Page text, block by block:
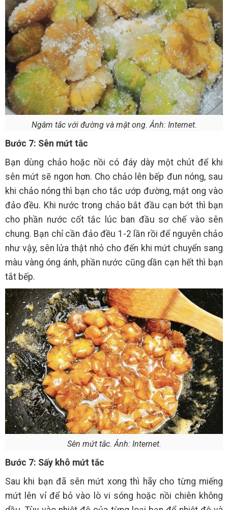
Ngâm tắc với đường và mật ong. Ảnh: Internet.
Bước 7: Sên mứt tắc
Bạn dùng chảo hoặc nồi có đáy dày một chút để khi
sên mứt sẽ ngon hơn. Cho chảo lên bếp đun nóng, sau
khi chảo nóng thì bạn cho tắc ướp đường, mật ong vào
đảo đều. Khi nước trong chảo bắt đầu cạn bớt thì bạn
cho phần nước cốt tắc lúc ban đầu sơ chế vào sên
chung. Bạn chỉ cần đảo đều 1-2 lần rồi để nguyên chảo
như vậy, sên lửa thật nhỏ cho đến khi mứt chuyển sang
màu vàng óng ánh, phần nước cũng dần cạn hết thì bạn
tắt bếp.
Sên mứt tắc. Ảnh: Internet.
Bước 7: Sấy khô mứt tắc
Sau khi bạn đã sên mứt xong thì hãy cho từng miếng
mứt lên vỉ để bỏ vào lò vi sóng hoặc nồi chiên không